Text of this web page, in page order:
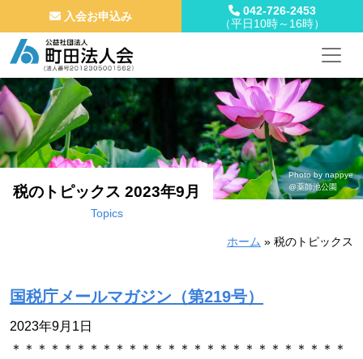
コンテンツへスキップ
メインナビゲーション
入会お申込み
042-726-2453
（平日10時～16時）
税のトピックス 2023年9月
Topics
Photo by nappye
@薬師池公園
ホーム » 税のトピックス
国税庁メールマガジン（第219号）
2023年9月1日
＊＊＊＊＊＊＊＊＊＊＊＊＊＊＊＊＊＊＊＊＊＊＊＊＊＊